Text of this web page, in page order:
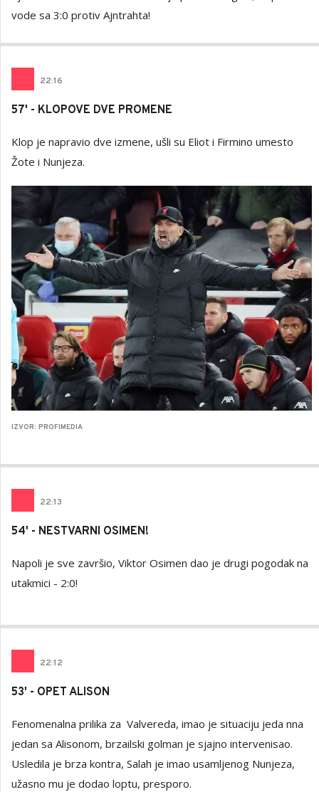
vode sa 3:0 protiv Ajntrahta!
22:16
57' - KLOPOVE DVE PROMENE
Klop je napravio dve izmene, ušli su Eliot i Firmino umesto
Žote i Nunjeza.
IZVOR: PROFIMEDIA
22:13
54' - NESTVARNI OSIMEN!
Napoli je sve završio, Viktor Osimen dao je drugi pogodak na
utakmici - 2:0!
22:12
53' - OPET ALISON
Fenomenalna prilika za Valvereda, imao je situaciju jeda nna
jedan sa Alisonom, brzailski golman je sjajno intervenisao.
Usledila je brza kontra, Salah je imao usamljenog Nunjeza,
užasno mu je dodao loptu, presporo.